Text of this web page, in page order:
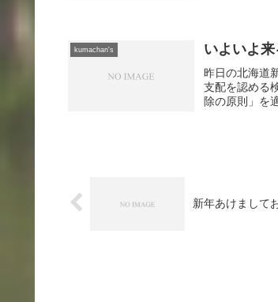
kumachan's いよいよ来
昨日の北海道
支配を認める
除の原則」を
新年あけまして